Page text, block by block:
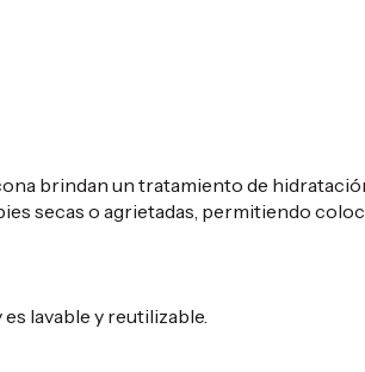
brindan un tratamiento de
secas o agrietadas, permitiendo
lavable y reutilizable.